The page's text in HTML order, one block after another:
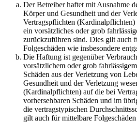
Der Betreiber haftet mit Ausnahme
Körper und Gesundheit und der
Vertragspflichten
ein vorsätzliches oder grob
zurückzuführen sind. Dies gilt auch
Folgeschäden wie insbesondere
Die Haftung ist gegenüber
vorsätzlichem oder grob
Schäden aus der Verletzung von
Gesundheit und der Verletzung
(Kardinalpflichten) auf die bei
vorhersehbaren Schäden und im
die vertragstypischen
gilt auch für mittelbare